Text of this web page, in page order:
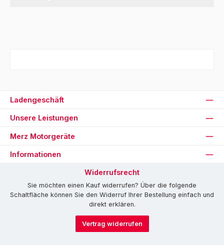
Ladengeschäft
Unsere Leistungen
Merz Motorgeräte
Informationen
Widerrufsrecht
Sie möchten einen Kauf widerrufen? Über die folgende
Schaltfläche können Sie den Widerruf Ihrer Bestellung einfach und
direkt erklären.
Vertrag widerrufen